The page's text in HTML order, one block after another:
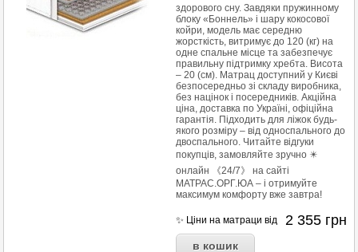
здорового сну. Завдяки пружинному
блоку «Боннель» і шару кокосової
койри, модель має середню
жорсткість, витримує до 120 (кг) на
одне спальне місце та забезпечує
правильну підтримку хребта. Висота
– 20 (см). Матрац доступний у Києві
безпосередньо зі складу виробника,
без націнок і посередників. Акційна
ціна, доставка по Україні, офіційна
гарантія. Підходить для ліжок будь-
якого розміру – від односпального до
двоспального. Читайте відгуки
покупців, замовляйте зручно ✴️
онлайн 《24/7》 на сайті
МАТРАС.ОРГ.ЮА – і отримуйте
максимум комфорту вже завтра!
✨ Ціни на матраци від 2 355 грн